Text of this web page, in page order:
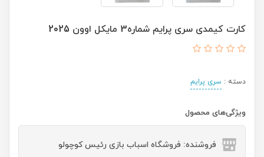
کارت کیمدی سری پرایم شماره3 مایکل اوون 2025
دسته : سری پرایم
ویژگی‌های محصول
فروشنده: فروشگاه اسباب بازی رئیس کوچولو